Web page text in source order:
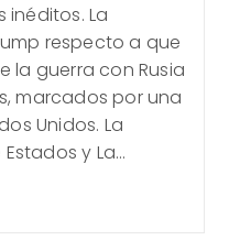
inéditos. La
respecto a que
la guerra con Rusia
marcados por una
Unidos. La
y La…